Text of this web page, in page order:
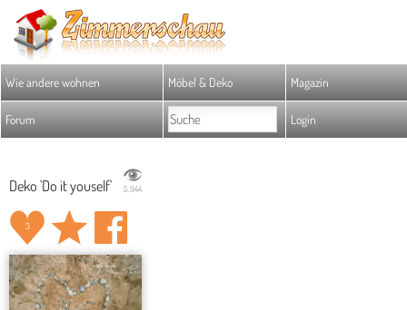
Wie andere wohnen Möbel & Deko Magazin
Forum Login
Deko 'Do it youself' 5.944
3